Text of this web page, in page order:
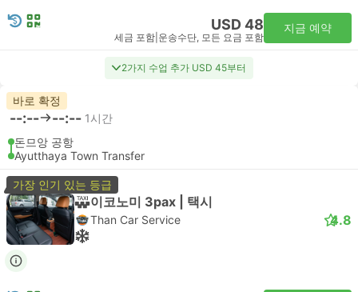
USD 48
세금 포함 운송수단, 모든 요금 포함
지금 예약
2가지 수업 추가 USD 45부터
바로 확정
--:-- --:-- 1시간
돈므앙 공항
Ayutthaya Town Transfer
가장 인기 있는 등급
이코노미 3pax | 택시
Than Car Service 4.8